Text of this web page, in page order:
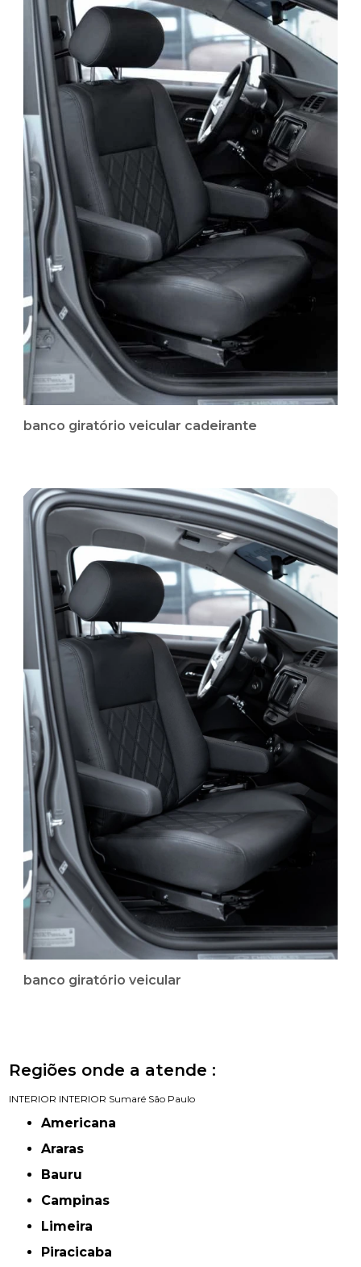
banco giratório veicular cadeirante
banco giratório veicular
Regiões onde a atende :
INTERIOR INTERIOR Sumaré São Paulo
Americana
Araras
Bauru
Campinas
Limeira
Piracicaba